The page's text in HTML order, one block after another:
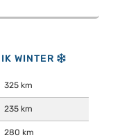
WINTER
325 km
235 km
280 km